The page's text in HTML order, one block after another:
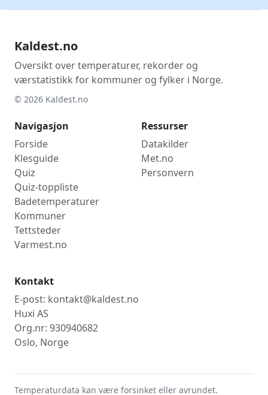
Kaldest.no
Oversikt over temperaturer, rekorder og
værstatistikk for kommuner og fylker i Norge.
© 2026 Kaldest.no
Navigasjon
Forside
Klesguide
Quiz
Quiz-toppliste
Badetemperaturer
Kommuner
Tettsteder
Varmest.no
Ressurser
Datakilder
Met.no
Personvern
Kontakt
E-post: kontakt@kaldest.no
Huxi AS
Org.nr: 930940682
Oslo, Norge
Temperaturdata kan være forsinket eller avrundet.